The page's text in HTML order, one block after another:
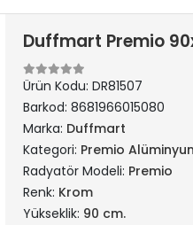
Duffmart Premio
Ürün Kodu: DR81507
Barkod: 8681966015080
Marka: Duffmart
Kategori: Premio
Radyatör Modeli: Premio
Renk: Krom
Yükseklik: 90 cm.